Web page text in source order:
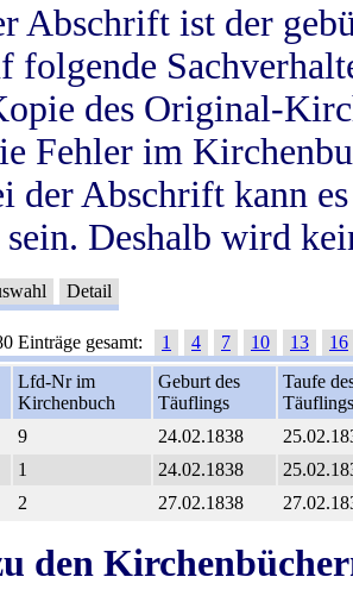
Abschrift ist der
folgende
des Original-
Fehler im
der Abschrift kann
sein. Deshalb wird
Detail
Einträge gesamt: 1 4 7 10 13
16
Lfd-Nr im
Kirchenbuch
Geburt des
Täuflings
Taufe
Täuflings
9 24.02.1838
1 24.02.1838
2 27.02.1838
den